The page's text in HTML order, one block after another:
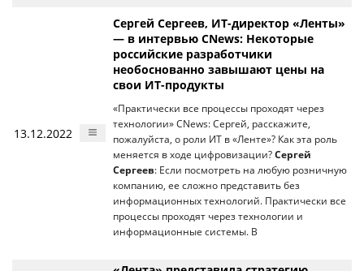
13.12.2022
Сергей Сергеев, ИТ-директор «Ленты»
— в интервью CNews: Некоторые
российские разработчики
необоснованно завышают цены на
свои ИТ-продукты
«Практически все процессы проходят через
технологии» CNews: Сергей, расскажите,
пожалуйста, о роли ИТ в «Ленте»? Как эта роль
меняется в ходе цифровизации? Сергей
Сергеев: Если посмотреть на любую розничную
компанию, ее сложно представить без
информационных технологий. Практически все
процессы проходят через технологии и
информационные системы. В